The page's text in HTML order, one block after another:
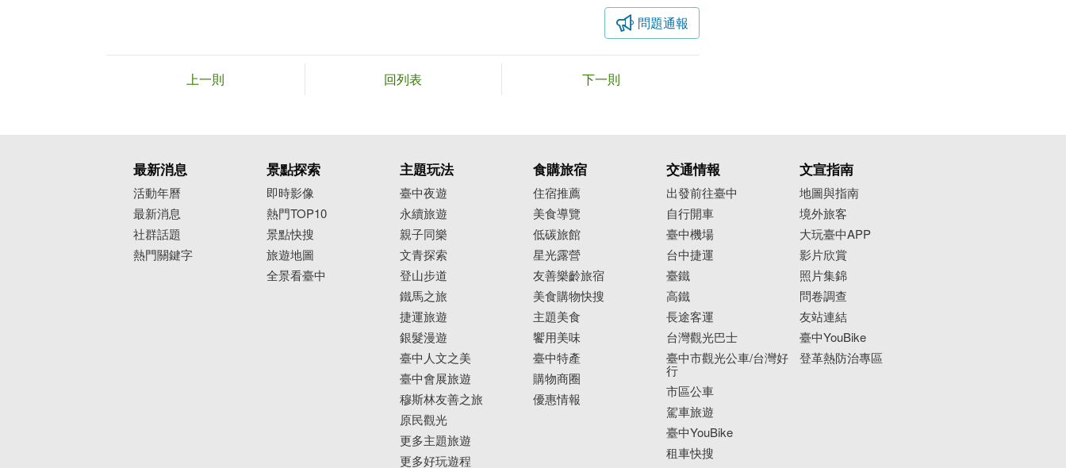
問題通報
上一則 回列表 下一則
最新消息
活動年曆
最新消息
社群話題
熱門關鍵字
景點探索
即時影像
熱門TOP10
景點快搜
旅遊地圖
全景看臺中
主題玩法
臺中夜遊
永續旅遊
親子同樂
文青探索
登山步道
鐵馬之旅
捷運旅遊
銀髮漫遊
臺中人文之美
臺中會展旅遊
穆斯林友善之旅
原民觀光
更多主題旅遊
更多好玩遊程
食購旅宿
住宿推薦
美食導覽
低碳旅館
星光露營
友善樂齡旅宿
美食購物快搜
主題美食
饗用美味
臺中特產
購物商圈
優惠情報
交通情報
出發前往臺中
自行開車
臺中機場
台中捷運
臺鐵
高鐵
長途客運
台灣觀光巴士
臺中市觀光公車/台灣好
行
市區公車
駕車旅遊
臺中YouBike
租車快搜
文宣指南
地圖與指南
境外旅客
大玩臺中APP
影片欣賞
照片集錦
問卷調查
友站連結
臺中YouBike
登革熱防治專區